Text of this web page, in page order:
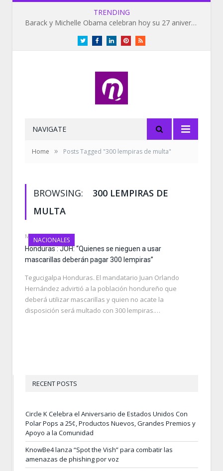
TRENDING
Barack y Michelle Obama celebran hoy su 27 aniversario de bodas
TwitterFacebookLinkedInPinterestRSS
NAVIGATE
Home » Posts Tagged "300 lempiras de multa"
BROWSING:
300 LEMPIRAS DE
MULTA
NACIONALES
MAY 19, 2020
Honduras : JOH: “Quienes se nieguen a usar
mascarillas deberán pagar 300 lempiras”
Tegucigalpa Honduras. El mandatario Juan Orlando
Hernández advirtió a la población hondureño que
deberá utilizar mascarillas y quien no acate la
disposición será multado con 300 lempiras.…
RECENT POSTS
Circle K Celebra el Aniversario de Estados Unidos Con
Polar Pops a 25¢, Productos Nuevos, Grandes Premios y
Apoyo a la Comunidad
KnowBe4 lanza “Spot the Vish” para combatir las
amenazas de phishing por voz